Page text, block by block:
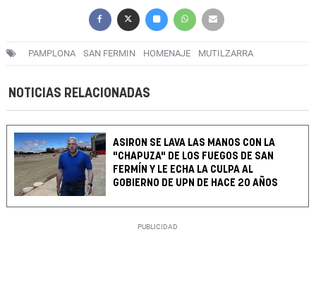
PAMPLONA SAN FERMIN HOMENAJE MUTILZARRA
NOTICIAS RELACIONADAS
ASIRON SE LAVA LAS MANOS CON LA
"CHAPUZA" DE LOS FUEGOS DE SAN
FERMÍN Y LE ECHA LA CULPA AL
GOBIERNO DE UPN DE HACE 20 AÑOS